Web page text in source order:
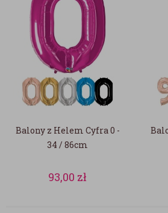
Balony z Helem Cyfra 0 -
34 / 86cm
93,00 zł